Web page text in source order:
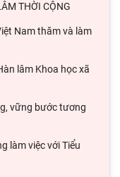
THỜI CỘNG
Nam thăm và làm
lâm Khoa học xã
vững bước tương
làm việc với Tiểu